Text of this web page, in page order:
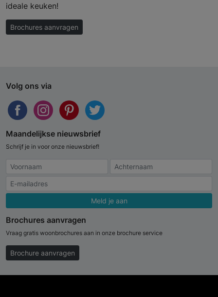
ideale keuken!
Brochures aanvragen
Volg ons via
Maandelijkse nieuwsbrief
Schrijf je in voor onze nieuwsbrief!
Meld je aan
Brochures aanvragen
Vraag gratis woonbrochures aan in onze brochure service
Brochure aanvragen